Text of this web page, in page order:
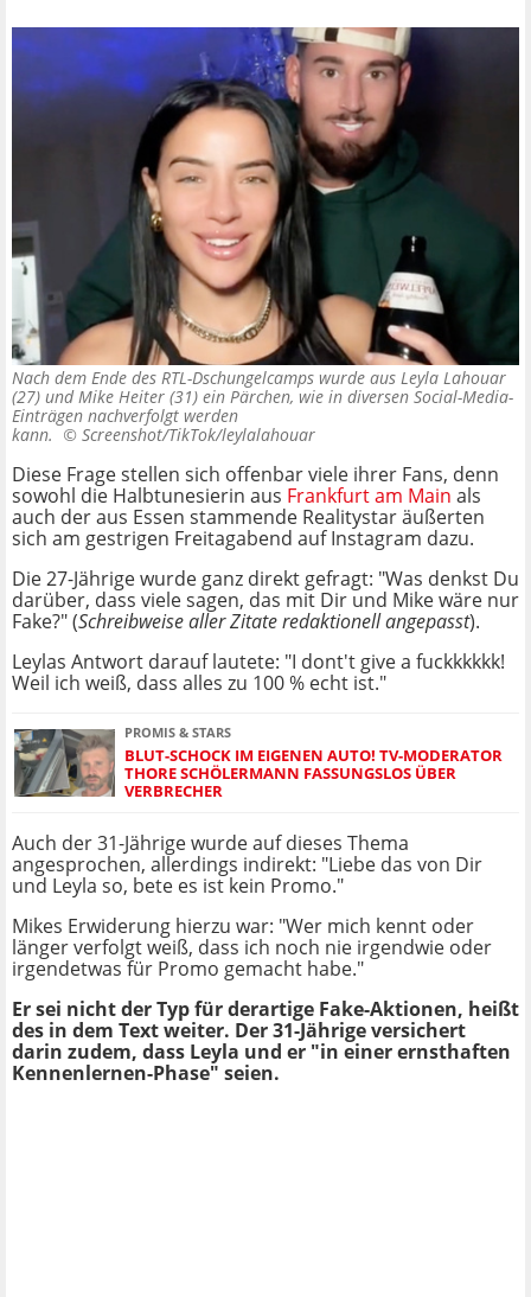
Nach dem Ende des RTL-Dschungelcamps wurde aus Leyla Lahouar
(27) und Mike Heiter (31) ein Pärchen, wie in diversen Social-Media-
Einträgen nachverfolgt werden
kann. © Screenshot/TikTok/leylalahouar
Diese Frage stellen sich offenbar viele ihrer Fans, denn
sowohl die Halbtunesierin aus Frankfurt am Main als
auch der aus Essen stammende Realitystar äußerten
sich am gestrigen Freitagabend auf Instagram dazu.
Die 27-Jährige wurde ganz direkt gefragt: "Was denkst Du
darüber, dass viele sagen, das mit Dir und Mike wäre nur
Fake?" (Schreibweise aller Zitate redaktionell angepasst).
Leylas Antwort darauf lautete: "I dont't give a fuckkkkkk!
Weil ich weiß, dass alles zu 100 % echt ist."
PROMIS & STARS
BLUT-SCHOCK IM EIGENEN AUTO! TV-MODERATOR
THORE SCHÖLERMANN FASSUNGSLOS ÜBER
VERBRECHER
Auch der 31-Jährige wurde auf dieses Thema
angesprochen, allerdings indirekt: "Liebe das von Dir
und Leyla so, bete es ist kein Promo."
Mikes Erwiderung hierzu war: "Wer mich kennt oder
länger verfolgt weiß, dass ich noch nie irgendwie oder
irgendetwas für Promo gemacht habe."
Er sei nicht der Typ für derartige Fake-Aktionen, heißt
des in dem Text weiter. Der 31-Jährige versichert
darin zudem, dass Leyla und er "in einer ernsthaften
Kennenlernen-Phase" seien.